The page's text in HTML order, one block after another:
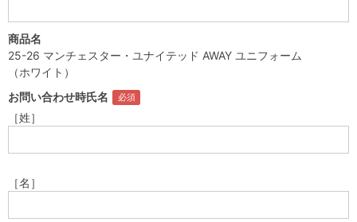
商品名
25-26 マンチェスター・ユナイテッド AWAY ユニフォーム
（ホワイト）
お問い合わせ時氏名
［姓］
［名］